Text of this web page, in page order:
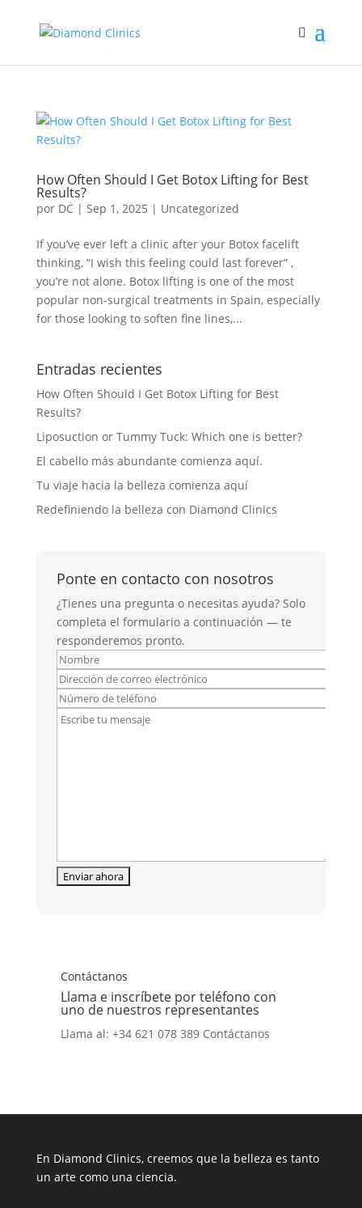
How Often Should I Get Botox Lifting for Best
Results?
por DC| Sep 1, 2025 | Uncategorized
If you’ve ever left a clinic after your Botox facelift
thinking, “I wish this feeling could last forever” ,
you’re not alone. Botox lifting is one of the most
popular non-surgical treatments in Spain, especially
for those looking to soften fine lines,...
Entradas recientes
How Often Should I Get Botox Lifting for Best
Results?
Liposuction or Tummy Tuck: Which one is better?
El cabello más abundante comienza aquí.
Tu viaje hacia la belleza comienza aquí
Redefiniendo la belleza con Diamond Clinics
Ponte en contacto con nosotros
¿Tienes una pregunta o necesitas ayuda? Solo
completa el formulario a continuación — te
responderemos pronto.
Contáctanos
Llama e inscríbete por teléfono con
uno de nuestros representantes
Llama al: +34 621 078 389 Contáctanos
En Diamond Clinics, creemos que la belleza es tanto
un arte como una ciencia.